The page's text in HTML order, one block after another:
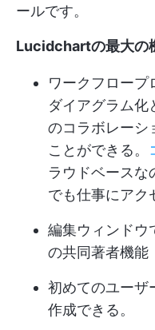
ールです。
Lucidchartの最大の
ワークフロープ
ダイアグラム化
のコラボレーシ
ことができる。
ラウドベースな
でも仕事にアク
編集ウィンドウ
の共同著者機能
初めてのユーザ
作成できる。